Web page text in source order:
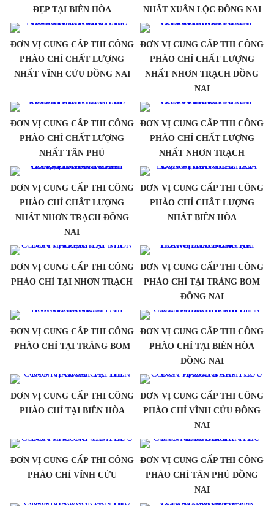
ĐẸP TẠI BIÊN HÒA
NHẤT XUÂN LỘC ĐỒNG NAI
ĐƠN VỊ CUNG CẤP THI CÔNG
PHÀO CHỈ CHẤT LƯỢNG
NHẤT VĨNH CỬU ĐỒNG NAI
ĐƠN VỊ CUNG CẤP THI CÔNG
PHÀO CHỈ CHẤT LƯỢNG
NHẤT NHƠN TRẠCH ĐỒNG
NAI
ĐƠN VỊ CUNG CẤP THI CÔNG
PHÀO CHỈ CHẤT LƯỢNG
NHẤT TÂN PHÚ
ĐƠN VỊ CUNG CẤP THI CÔNG
PHÀO CHỈ CHẤT LƯỢNG
NHẤT NHƠN TRẠCH
ĐƠN VỊ CUNG CẤP THI CÔNG
PHÀO CHỈ CHẤT LƯỢNG
NHẤT NHƠN TRẠCH ĐỒNG
NAI
ĐƠN VỊ CUNG CẤP THI CÔNG
PHÀO CHỈ CHẤT LƯỢNG
NHẤT BIÊN HÒA
ĐƠN VỊ CUNG CẤP THI CÔNG
PHÀO CHỈ TẠI NHƠN TRẠCH
ĐƠN VỊ CUNG CẤP THI CÔNG
PHÀO CHỈ TẠI TRẢNG BOM
ĐỒNG NAI
ĐƠN VỊ CUNG CẤP THI CÔNG
PHÀO CHỈ TẠI TRẢNG BOM
ĐƠN VỊ CUNG CẤP THI CÔNG
PHÀO CHỈ TẠI BIÊN HÒA
ĐỒNG NAI
ĐƠN VỊ CUNG CẤP THI CÔNG
PHÀO CHỈ TẠI BIÊN HÒA
ĐƠN VỊ CUNG CẤP THI CÔNG
PHÀO CHỈ VĨNH CỬU ĐỒNG
NAI
ĐƠN VỊ CUNG CẤP THI CÔNG
PHÀO CHỈ VĨNH CỬU
ĐƠN VỊ CUNG CẤP THI CÔNG
PHÀO CHỈ TÂN PHÚ ĐỒNG
NAI